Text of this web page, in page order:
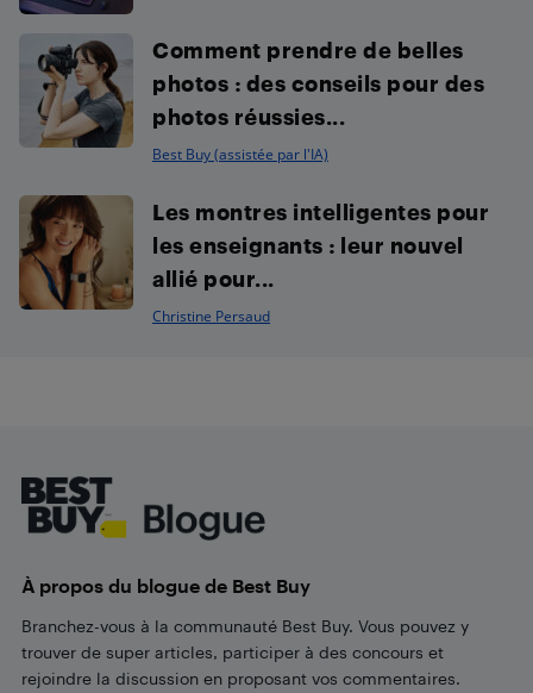
Comment prendre de belles
photos : des conseils pour des
photos réussies...
Best Buy (assistée par l'IA)
Les montres intelligentes pour
les enseignants : leur nouvel
allié pour...
Christine Persaud
À propos du blogue de Best Buy
Branchez-vous à la communauté Best Buy. Vous pouvez y
trouver de super articles, participer à des concours et
rejoindre la discussion en proposant vos commentaires.